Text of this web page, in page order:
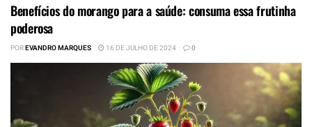
Benefícios do morango para a saúde: consuma essa frutinha
poderosa
POREVANDRO MARQUES 16 DE JULHO DE 2024 0